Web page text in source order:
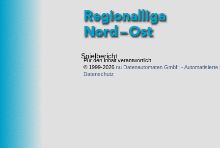
Spielbericht
Für den Inhalt verantwortlich:
© 1999-2026 nu Datenautomaten GmbH -
Datenschutz